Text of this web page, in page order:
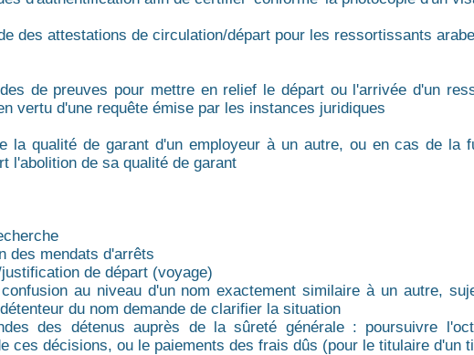
des attestations de circulation/départ pour les ressortissants
de preuves pour mettre en relief le départ ou l'arrivée d'un
vertu d'une requête émise par les instances juridiques
la qualité de garant d'un employeur à un autre, ou en cas de la
l'abolition de sa qualité de garant
des mendats d'arrêts
de départ (voyage)
au niveau d'un nom exactement similaire à un autre,
du nom demande de clarifier la situation
des détenus auprès de la sûreté générale : poursuivre
ces décisions, ou le paiements des frais dûs (pour le titulaire d'un